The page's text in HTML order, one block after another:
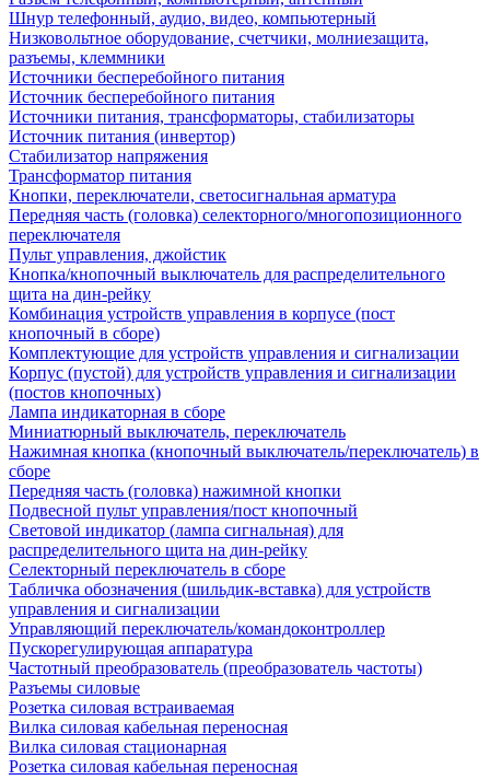
Шнур телефонный, аудио, видео, компьютерный
Низковольтное оборудование, счетчики, молниезащита,
разъемы, клеммники
Источники бесперебойного питания
Источник бесперебойного питания
Источники питания, трансформаторы, стабилизаторы
Источник питания (инвертор)
Стабилизатор напряжения
Трансформатор питания
Кнопки, переключатели, светосигнальная арматура
Передняя часть (головка) селекторного/многопозиционного
переключателя
Пульт управления, джойстик
Кнопка/кнопочный выключатель для распределительного
щита на дин-рейку
Комбинация устройств управления в корпусе (пост
кнопочный в сборе)
Комплектующие для устройств управления и сигнализации
Корпус (пустой) для устройств управления и сигнализации
(постов кнопочных)
Лампа индикаторная в сборе
Миниатюрный выключатель, переключатель
Нажимная кнопка (кнопочный выключатель/переключатель) в
сборе
Передняя часть (головка) нажимной кнопки
Подвесной пульт управления/пост кнопочный
Световой индикатор (лампа сигнальная) для
распределительного щита на дин-рейку
Селекторный переключатель в сборе
Табличка обозначения (шильдик-вставка) для устройств
управления и сигнализации
Управляющий переключатель/командоконтроллер
Пускорегулирующая аппаратура
Частотный преобразователь (преобразователь частоты)
Разъемы силовые
Розетка силовая встраиваемая
Вилка силовая кабельная переносная
Вилка силовая стационарная
Розетка силовая кабельная переносная